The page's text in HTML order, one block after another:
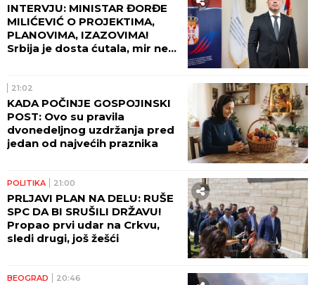
INTERVJU: MINISTAR ĐORĐE
MILIĆEVIĆ O PROJEKTIMA,
PLANOVIMA, IZAZOVIMA!
Srbija je dosta ćutala, mir ne
21:02
KADA POČINJE GOSPOJINSKI
POST: Ovo su pravila
dvonedeljnog uzdržanja pred
jedan od najvećih praznika
POLITIKA 21:00
PRLJAVI PLAN NA DELU: RUŠE
SPC DA BI SRUŠILI DRŽAVU!
Propao prvi udar na Crkvu,
sledi drugi, još žešći
BEOGRAD 20:46